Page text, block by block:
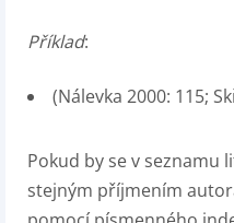
Příklad:
(Nálevka 2000: 115;
Pokud by se v seznamu
stejným příjmením